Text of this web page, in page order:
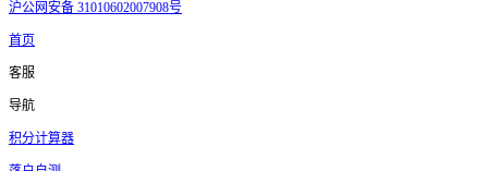
沪公网安备 31010602007908号
首页
客服
导航
积分计算器